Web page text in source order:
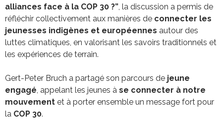
alliances face à la COP 30 ?”, la discussion a permis de
réfléchir collectivement aux manières de connecter les
jeunesses indigènes et européennes autour des
luttes climatiques, en valorisant les savoirs traditionnels et
les expériences de terrain.
Gert-Peter Bruch a partagé son parcours de jeune
engagé, appelant les jeunes à se connecter à notre
mouvement et à porter ensemble un message fort pour
la COP 30.